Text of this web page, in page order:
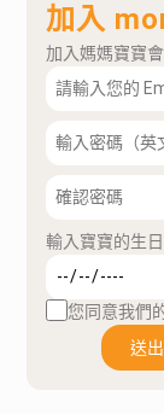
加入
加入媽媽寶寶
輸入寶寶的生
您同意我們
送出